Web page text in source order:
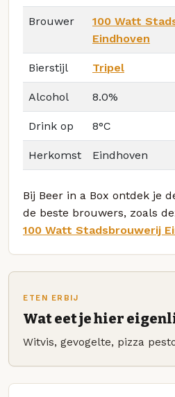
Brouwer
100 Watt
Eindhoven
Bierstijl Tripel
Alcohol 8.0%
Drink op 8°C
Herkomst Eindhoven
Bij Beer in a Box ontdek je
de beste brouwers, zoals
100 Watt Stadsbrouwerij
ETEN ERBIJ
Wat eet je hier
Witvis, gevogelte, pizza